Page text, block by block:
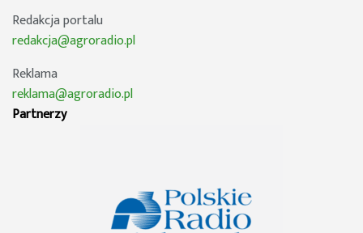
Redakcja portalu
redakcja@agroradio.pl
Reklama
reklama@agroradio.pl
Partnerzy